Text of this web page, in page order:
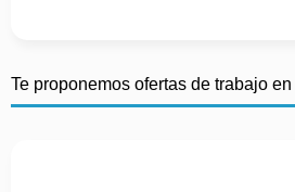
Te proponemos ofertas de trabajo en